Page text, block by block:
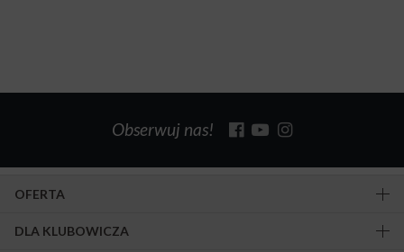
Obserwuj nas!
OFERTA
DLA KLUBOWICZA